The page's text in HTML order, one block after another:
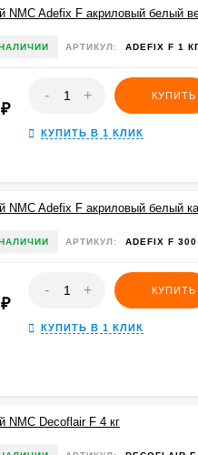
NMC Adefix F акриловый белый
АРТИКУЛ: ADEFIX F 1
₽
- + КУПИТЬ
КУПИТЬ В 1 КЛИК
NMC Adefix F акриловый белый
АРТИКУЛ: ADEFIX F
₽
- + КУПИТЬ
КУПИТЬ В 1 КЛИК
NMC Decoflair F 4 кг